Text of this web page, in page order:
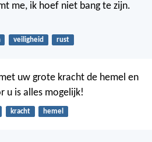
me, ik hoef niet bang te zijn.
veiligheid rust
uw grote kracht de hemel en
u is alles mogelijk!
kracht hemel